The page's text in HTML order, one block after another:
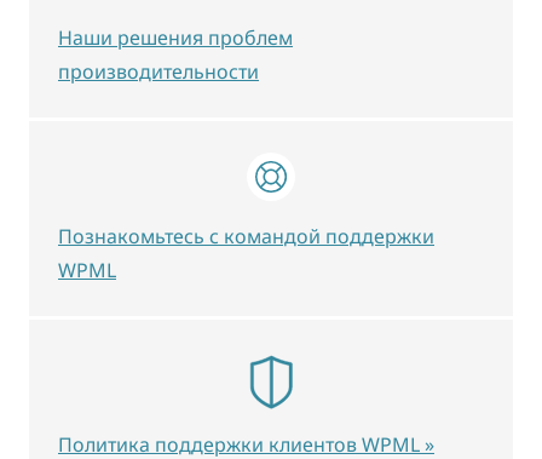
Наши решения проблем
производительности
Познакомьтесь с командой поддержки
WPML
Политика поддержки клиентов WPML »